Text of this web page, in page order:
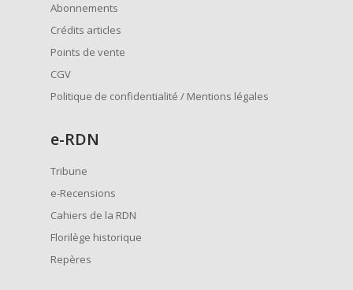
Abonnements
Crédits articles
Points de vente
CGV
Politique de confidentialité / Mentions légales
e-RDN
Tribune
e-Recensions
Cahiers de la RDN
Florilège historique
Repères